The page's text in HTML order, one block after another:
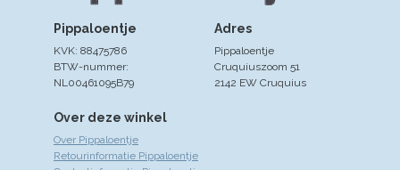
Over deze winkel
Over Pippaloentje
Retourinformatie Pippaloentje
Adres
Pippaloentje
Cruquiuszoom 51
2142 EW Cruquius
Pippaloentje
KVK: 88475786
BTW-nummer:
NL00461095B79